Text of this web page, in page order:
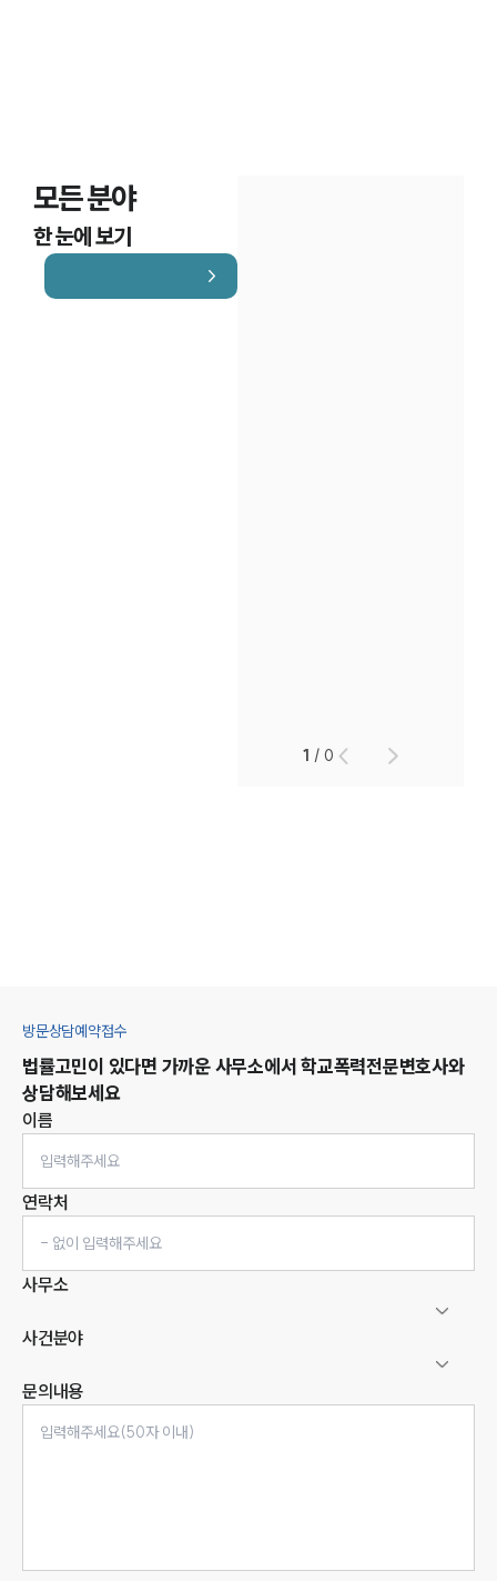
모든 분야
한 눈에 보기
1 /0
방문상담예약접수
법률고민이 있다면 가까운 사무소에서 학교폭력전문변호사와
상담해보세요
이름
연락처
사무소
사건분야
문의내용